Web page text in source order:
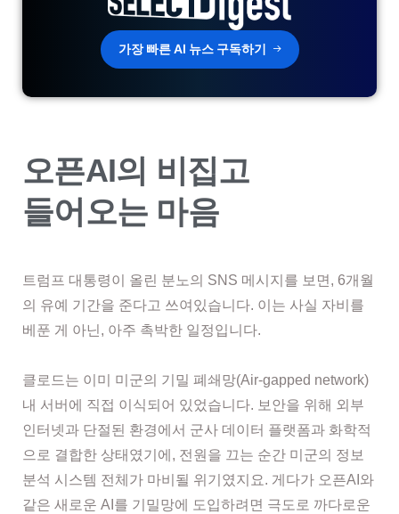
가장 빠른 AI 뉴스 구독하기
오픈AI의 비집고
들어오는 마음
트럼프 대통령이 올린 분노의 SNS 메시지를 보면, 6개월
의 유예 기간을 준다고 쓰여있습니다. 이는 사실 자비를
베푼 게 아닌, 아주 촉박한 일정입니다.
클로드는 이미 미군의 기밀 폐쇄망(Air-gapped network)
내 서버에 직접 이식되어 있었습니다. 보안을 위해 외부
인터넷과 단절된 환경에서 군사 데이터 플랫폼과 화학적
으로 결합한 상태였기에, 전원을 끄는 순간 미군의 정보
분석 시스템 전체가 마비될 위기였지요. 게다가 오픈AI와
같은 새로운 AI를 기밀망에 도입하려면 극도로 까다로운